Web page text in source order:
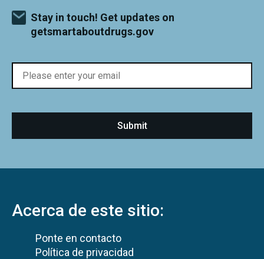
Stay in touch! Get updates on
getsmartaboutdrugs.gov
Acerca de este sitio:
Ponte en contacto
Política de privacidad